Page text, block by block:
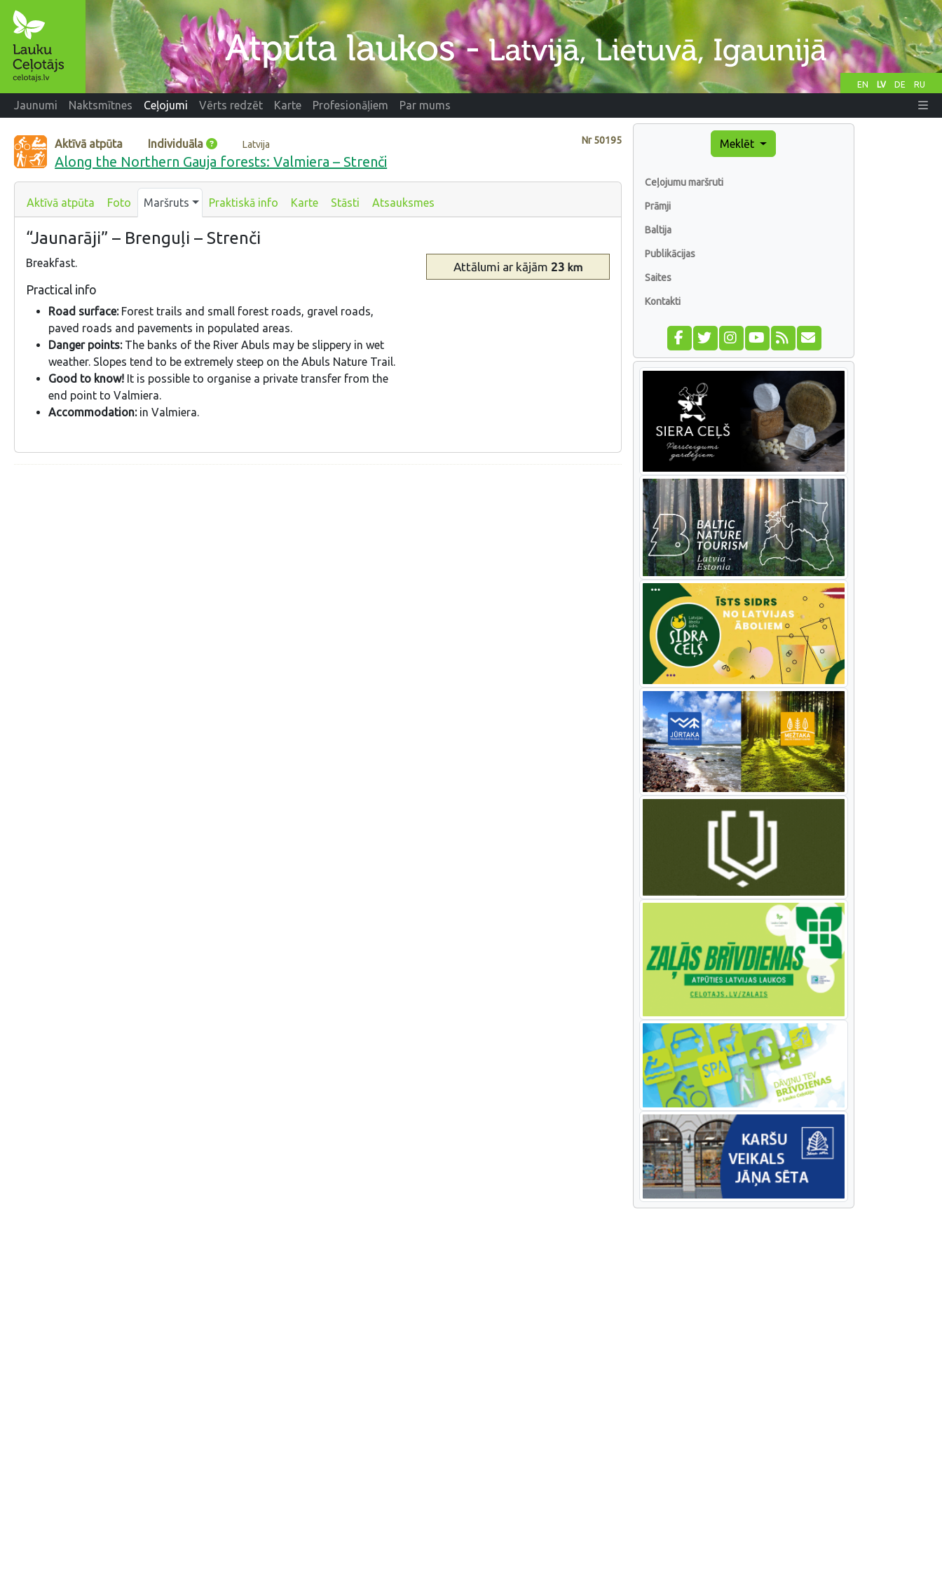
EN LV DE RU
Jaunumi Naktsmītnes Ceļojumi Vērts redzēt Karte Profesionāļiem Par mums
Nr50195
Aktīvā atpūta Individuāla Latvija
Along the Northern Gauja forests: Valmiera – Strenči
Aktīvā atpūta Foto Maršruts Praktiskā info Karte Stāsti Atsauksmes
“Jaunarāji” – Brenguļi – Strenči
Breakfast.
Practical info
Road surface: Forest trails and small forest roads, gravel roads,
paved roads and pavements in populated areas.
Danger points:The banks of the River Abuls may be slippery in wet
weather. Slopes tend to be extremely steep on the Abuls Nature Trail.
Good to know! It is possible to organise a private transfer from the
end point to Valmiera.
Accommodation:in Valmiera.
Attālumi ar kājām 23 km
Meklēt
Ceļojumu maršruti
Prāmji
Baltija
Publikācijas
Saites
Kontakti